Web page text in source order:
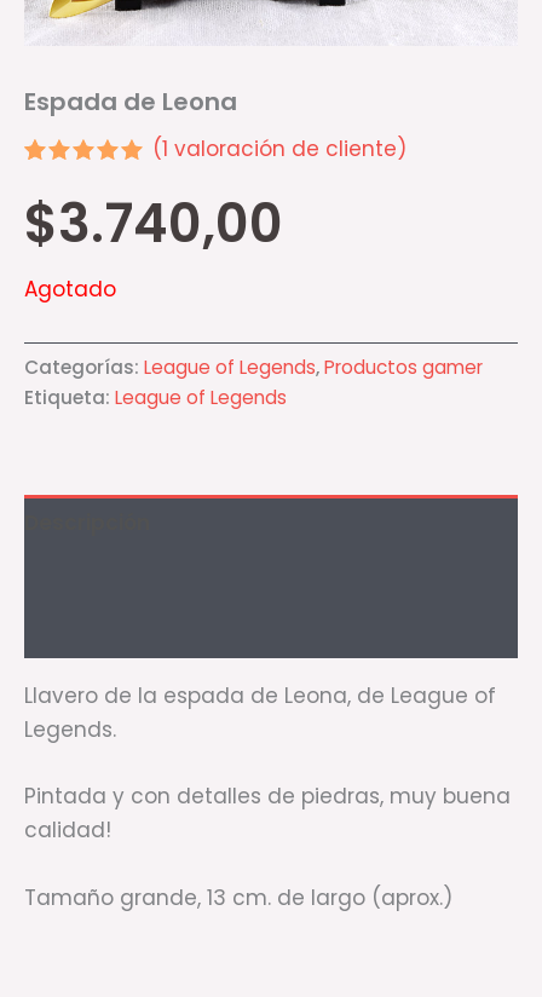
Espada de Leona
5.00
sobre 5
basado en
de cliente
(1 valoración de cliente)
$3.740,00
Agotado
Categorías: League of Legends,Productos gamer
Etiqueta: League of Legends
Llavero de la espada de Leona, de League of
Legends.
Pintada y con detalles de piedras, muy buena
calidad!
Tamaño grande, 13 cm. de largo (aprox.)